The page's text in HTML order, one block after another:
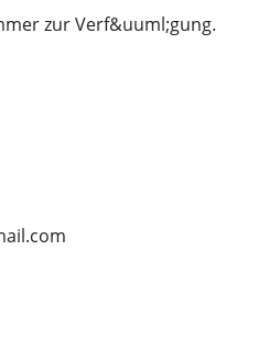
zur Verf&uuml;gung.